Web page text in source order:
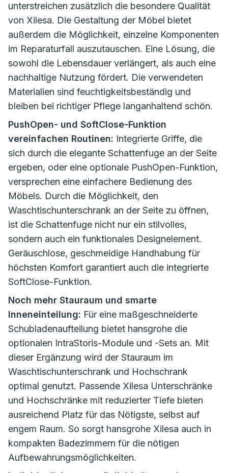
unterstreichen zusätzlich die besondere Qualität
von Xilesa. Die Gestaltung der Möbel bietet
außerdem die Möglichkeit, einzelne Komponenten
im Reparaturfall auszutauschen. Eine Lösung, die
sowohl die Lebensdauer verlängert, als auch eine
nachhaltige Nutzung fördert. Die verwendeten
Materialien sind feuchtigkeitsbeständig und
bleiben bei richtiger Pflege langanhaltend schön.
PushOpen- und SoftClose-Funktion
vereinfachen Routinen: Integrierte Griffe, die
sich durch die elegante Schattenfuge an der Seite
ergeben, oder eine optionale PushOpen-Funktion,
versprechen eine einfachere Bedienung des
Möbels. Durch die Möglichkeit, den
Waschtischunterschrank an der Seite zu öffnen,
ist die Schattenfuge nicht nur ein stilvolles,
sondern auch ein funktionales Designelement.
Geräuschlose, geschmeidige Handhabung für
höchsten Komfort garantiert auch die integrierte
SoftClose-Funktion.
Noch mehr Stauraum und smarte
Inneneinteilung: Für eine maßgeschneiderte
Schubladenaufteilung bietet hansgrohe die
optionalen IntraStoris-Module und -Sets an. Mit
dieser Ergänzung wird der Stauraum im
Waschtischunterschrank und Hochschrank
optimal genutzt. Passende Xilesa Unterschränke
und Hochschränke mit reduzierter Tiefe bieten
ausreichend Platz für das Nötigste, selbst auf
engem Raum. So sorgt hansgrohe Xilesa auch in
kompakten Badezimmern für die nötigen
Aufbewahrungsmöglichkeiten.